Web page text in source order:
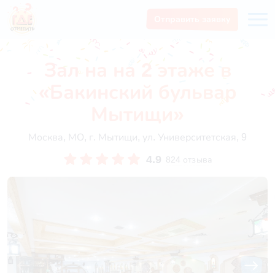
Зал на на 2 этаже в
«Бакинский бульвар
Москва, МО, г. Мытищи, ул. Университетская, 9
4.9 824 отзыва